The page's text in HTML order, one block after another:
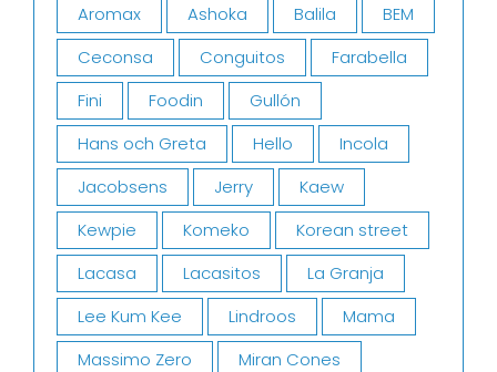
Aromax Ashoka Balila
BEM
Ceconsa
Conguitos
Farabella
Fini
Foodin
Gullón
Hans och Greta
Hello
Incola
Jacobsens
Jerry
Kaew
Kewpie
Komeko
Korean street
Lacasa
Lacasitos
La Granja
Lee Kum Kee
Lindroos
Mama
Massimo Zero
Miran Cones